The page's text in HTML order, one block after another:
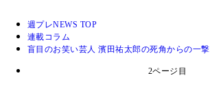
週プレNEWS TOP
連載コラム
盲目のお笑い芸人 濱田祐太郎の死角からの一撃
2ページ目